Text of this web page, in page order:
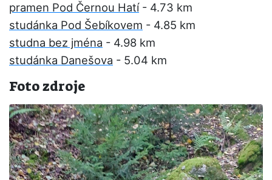
pramen Pod Černou Hatí- 4.73 km
studánka Pod Šebíkovem - 4.85 km
studna bez jména - 4.98 km
studánka Danešova - 5.04 km
Foto zdroje